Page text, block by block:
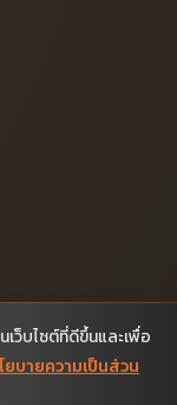
ว็บไซต์ที่ดีขึ้นและเพื่อ
ยบายความเป็นส่วน